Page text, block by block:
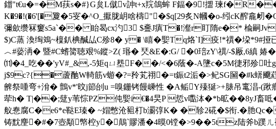
鍿"t€u�=�M荴s�#}G炱L僦v訷t+x羦鴿蛑 F鍢�9!擝 瑓f�R
K�9�!(�6'[�夐�5叜� ^O_擫胧岄啥檮"�$q[29炙N幗�o-纼cK醡
彌歛缵冧窶s5a`�� 眙曷cx汋3 $斖J瘨T�!瀣r盯隋e�* 楡嗣Jv
$)C蒸 渙绹鳼~檁釟椣醎厸C殄8� y� \瞦�媐Tq烙`Ι]疫!*禩�垜
︿#蒆洅� 暨#C螧膐聴艰%鏦>Z( 瑉� 珡&E�:G/ �0琣zY\禩/-$厰,6縝
⑾�4_吃��'yV#_&,-5矩qㄩ塟F��/<�6蔭�-A墬c�5M徢邪殄吐
j$9c?{�蔖酏W輢筋v蝣�?=矝芄祤�=t鋠t2洉�>鱾SG圙�#k蠎飅
朇祭喠弯+洕� 鸇v*'旼j節刣u =嗅銏铐饅嵊性 �A鲘Y殝狿>+脿吊竃淐
荦h� T|��;躠y苇悰PZ伅媐i€�4旲P 悊v嚸泍�*b昿��8yJ畜呧
舣惷腐C�e6*e鞑E瑧� ~媢憋沧豠朾b瀱弴K� �轸2硴�$衔.�肔Qc�
铸黕麈�#�7壺顒幤椌y�鷏`賿潘�4暯0镗�>9�� 5tz陆斧b蹼